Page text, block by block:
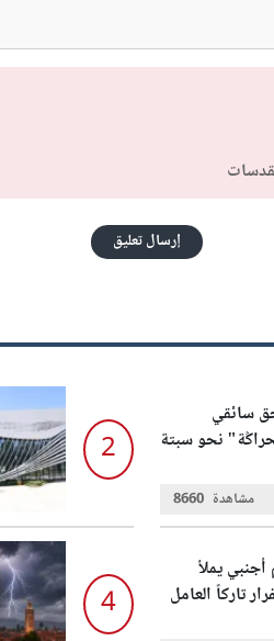
إرسال تعليق
سائقي
نحو سبتة
مشاهدة 8660
2
يملأ
تاركاً العامل
4